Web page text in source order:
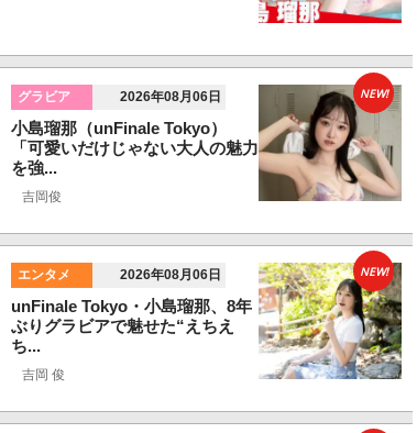
グラビア 2026年08月06日
小島瑠那（unFinale Tokyo）
「可愛いだけじゃない大人の魅力
を強...
吉岡俊
NEW!
エンタメ 2026年08月06日
unFinale Tokyo・小島瑠那、8年
ぶりグラビアで魅せた“えちえ
ち...
吉岡 俊
NEW!